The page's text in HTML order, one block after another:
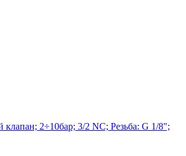
2÷10бар; 3/2 NC; Резьба: G 1/8";